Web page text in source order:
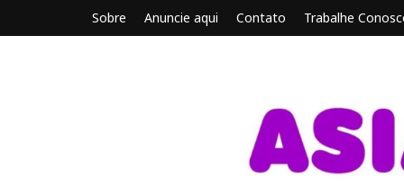
Sobre Anuncie aqui Contato Trabalhe